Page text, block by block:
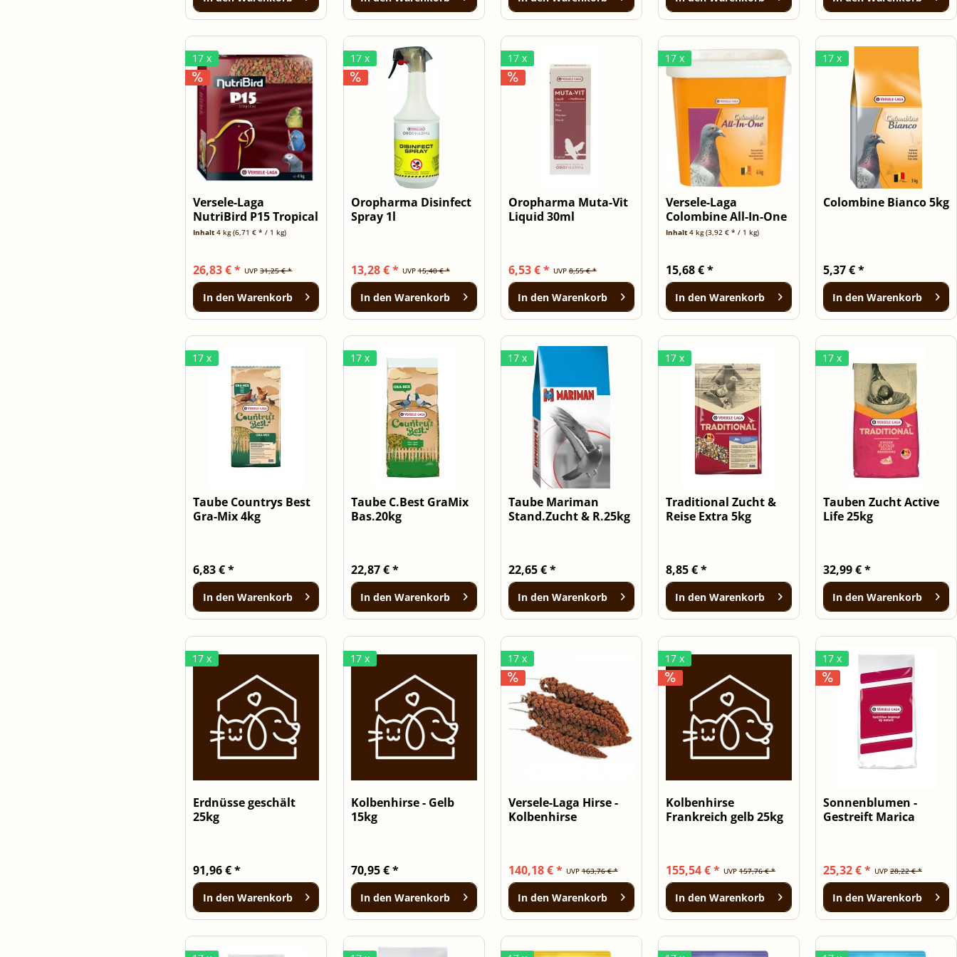
17 x
Versele-Laga
NutriBird P15 Tropical
- 4kg Karton
Inhalt4 kg(6,71 € * / 1 kg)
UVP31,25 € *
26,83 € *
In den Warenkorb
17 x
Oropharma Disinfect
Spray 1l
UVP15,40 € *
13,28 € *
In den Warenkorb
17 x
Oropharma Muta-Vit
Liquid 30ml
UVP8,55 € *
6,53 € *
In den Warenkorb
17 x
Versele-Laga
Colombine All-In-One
4kg
Inhalt 4 kg(3,92 € * / 1 kg)
15,68 € *
In den Warenkorb
17 x
Colombine Bianco 5kg
5,37 € *
In den Warenkorb
17 x
Taube Countrys Best
Gra-Mix 4kg
6,83 € *
In den Warenkorb
17 x
Taube C.Best GraMix
Bas.20kg
22,87 € *
In den Warenkorb
17 x
Taube Mariman
Stand.Zucht & R.25kg
22,65 € *
In den Warenkorb
17 x
Traditional Zucht &
Reise Extra 5kg
8,85 € *
In den Warenkorb
17 x
Tauben Zucht Active
Life 25kg
32,99 € *
In den Warenkorb
17 x
Erdnüsse geschält
25kg
91,96 € *
In den Warenkorb
17 x
Kolbenhirse - Gelb
15kg
70,95 € *
In den Warenkorb
17 x
Versele-Laga Hirse -
Kolbenhirse
UVP163,76 € *
140,18 € *
In den Warenkorb
17 x
Kolbenhirse
Frankreich gelb 25kg
UVP157,76 € *
155,54 € *
In den Warenkorb
17 x
Sonnenblumen -
Gestreift Marica
UVP 28,22 € *
25,32 € *
In den Warenkorb